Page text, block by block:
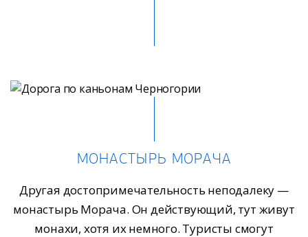
МОНАСТЫРЬ МОРАЧА
Другая достопримечательность неподалеку —
монастырь Морача. Он действующий, тут живут
монахи, хотя их немного. Туристы смогут